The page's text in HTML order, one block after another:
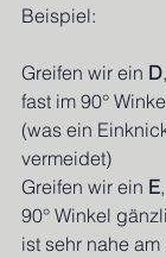
Beispiel:
Greifen wir ein D
fast im 90°
(was ein
vermeidet)
Greifen wir ein E
90° Winkel
ist sehr nahe